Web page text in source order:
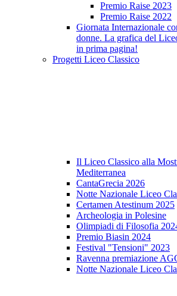
Premio Raise 2023
Premio Raise 2022
Giornata Internazionale
donne. La grafica del
in prima pagina!
Progetti Liceo Classico
Il Liceo Classico alla
Mediterranea
CantaGrecia 2026
Notte Nazionale Liceo
Certamen Atestinum 2025
Archeologia in Polesine
Olimpiadi di Filosofia
Premio Biasin 2024
Festival "Tensioni" 2023
Ravenna premiazione
Notte Nazionale Liceo